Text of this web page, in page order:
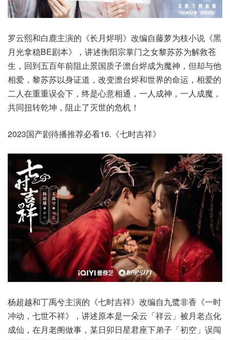
罗云熙和白鹿主演的《长月烬明》改编自藤萝为枝小说《黑
月光拿稳BE剧本》，讲述衡阳宗掌门之女黎苏苏为解救苍
生，回到五百年前阻止景国质子澹台烬成为魔神，但却与他
相爱，黎苏苏以身证道，改变澹台烬和世界的命运，相爱的
二人在重重误会下，终是心意相通，一人成神，一人成魔，
共同扭转乾坤，阻止了灭世的危机！
2023国产剧待播推荐必看16.《七时吉祥》
杨超越和丁禹兮主演的《七时吉祥》改编自九鹭非香《一时
冲动，七世不祥》，讲述原本是一朵云「祥云」被月老点化
成仙，在月老阁做事，某日卯日星君座下弟子「初空」误闯